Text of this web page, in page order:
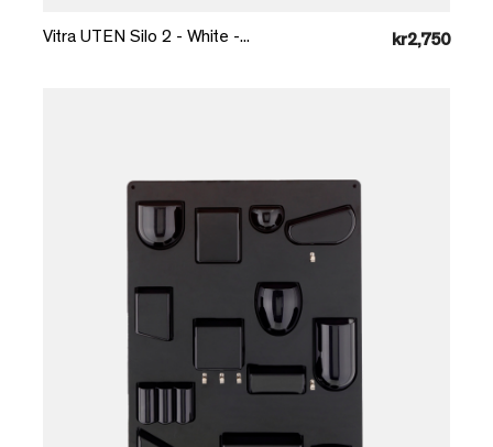
Vitra UTEN Silo 2 - White -... kr2,750